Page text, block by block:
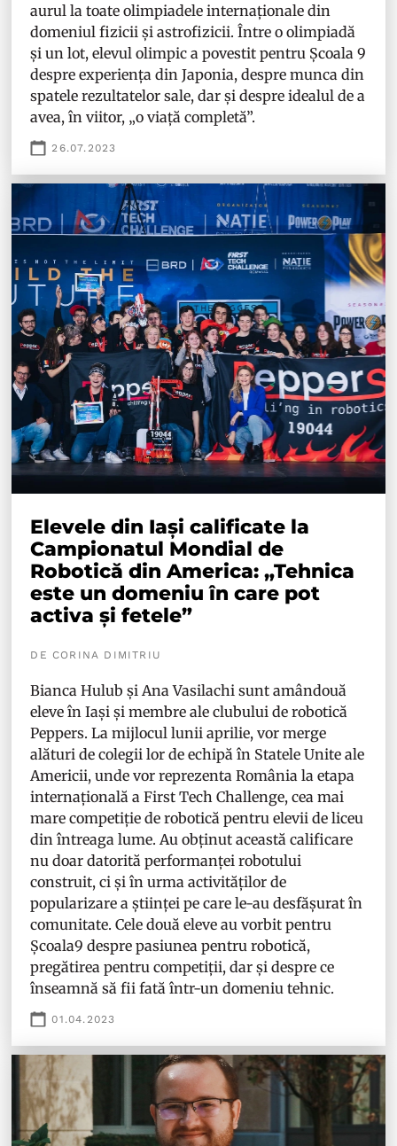
aurul la toate olimpiadele internaționale din
domeniul fizicii și astrofizicii. Între o olimpiadă
și un lot, elevul olimpic a povestit pentru Școala 9
despre experiența din Japonia, despre munca din
spatele rezultatelor sale, dar și despre idealul de a
avea, în viitor, „o viață completă”.
26.07.2023
Elevele din Iași calificate la
Campionatul Mondial de
Robotică din America: „Tehnica
este un domeniu în care pot
activa și fetele”
DE CORINA DIMITRIU
Bianca Hulub și Ana Vasilachi sunt amândouă
eleve în Iași și membre ale clubului de robotică
Peppers. La mijlocul lunii aprilie, vor merge
alături de colegii lor de echipă în Statele Unite ale
Americii, unde vor reprezenta România la etapa
internațională a First Tech Challenge, cea mai
mare competiție de robotică pentru elevii de liceu
din întreaga lume. Au obținut această calificare
nu doar datorită performanței robotului
construit, ci și în urma activităților de
popularizare a științei pe care le-au desfășurat în
comunitate. Cele două eleve au vorbit pentru
Școala9 despre pasiunea pentru robotică,
pregătirea pentru competiții, dar și despre ce
înseamnă să fii fată într-un domeniu tehnic.
01.04.2023